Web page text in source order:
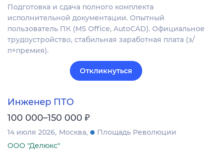
Подготовка и сдача полного комплекта
исполнительной документации. Опытный
пользователь ПК (MS Office, AutoCAD). Официальное
трудоустройство, стабильная заработная плата (з/
п+премия).
Откликнуться
Инженер ПТО
100 000–150 000 ₽
14 июля 2026 Москва
Площадь Революции
ООО "Делюкс"